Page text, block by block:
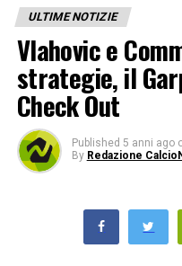
ULTIME NOTIZIE
Vlahovic e
strategie, il
Check Out
Published 5 anni ago
By Redazione